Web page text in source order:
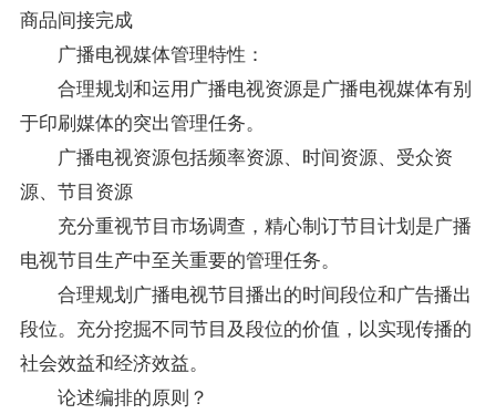
商品间接完成
广播电视媒体管理特性：
合理规划和运用广播电视资源是广播电视媒体有别
于印刷媒体的突出管理任务。
广播电视资源包括频率资源、时间资源、受众资
源、节目资源
充分重视节目市场调查，精心制订节目计划是广播
电视节目生产中至关重要的管理任务。
合理规划广播电视节目播出的时间段位和广告播出
段位。充分挖掘不同节目及段位的价值，以实现传播的
社会效益和经济效益。
论述编排的原则？